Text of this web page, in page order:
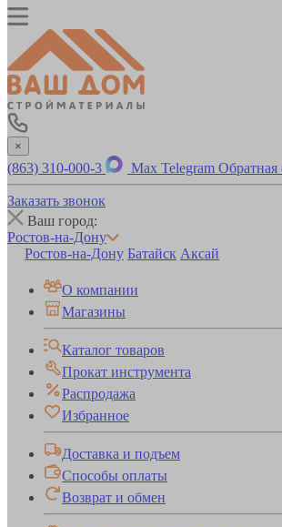
×
(863) 310-000-3 Max Telegram Обратная
Заказать звонок
Ваш город:
Ростов-на-Дону
Ростов-на-Дону Батайск Аксай
О компании
Магазины
Каталог товаров
Прокат инструмента
Распродажа
Избранное
Доставка и подъем
Способы оплаты
Возврат и обмен